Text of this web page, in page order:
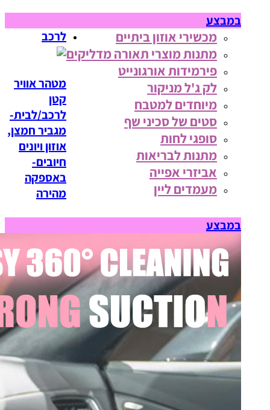
במבצע
מכשירי אוזון ביתיים
מתנות מוצרי תאורה מדליקים
פירמידות אורגונייט
לק ג'ל מניקור
מיוחדים למטבח
סטים של סכיני שף
סופגי לחות
מתנות לבריאות
אביזרי אפייה
מעמדים ליין
לרכב
מטהר אוויר
קטן
לרכב/לבית-
מגביר חמצן,
אוזון ויונים
חיובים-
באספקה
מהירה
במבצע